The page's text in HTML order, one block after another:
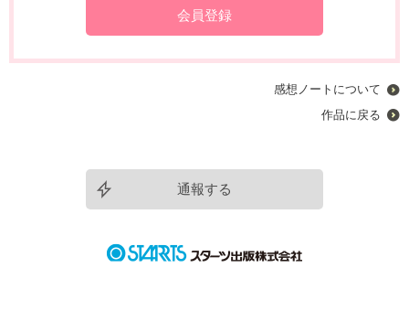
会員登録
感想ノートについて
作品に戻る
通報する